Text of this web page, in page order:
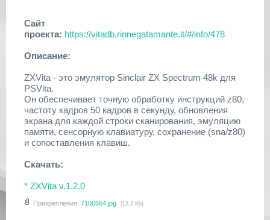
Сайт
проекта: https://vitadb.rinnegatamante.it/#/info/478
Описание:
ZXVita - это эмулятор Sinclair ZX Spectrum 48k для
PSVita.
Он обеспечивает точную обработку инструкций z80,
частоту кадров 50 кадров в секунду, обновления
экрана для каждой строки сканирования, эмуляцию
памяти, сенсорную клавиатуру, сохранение (sna/z80)
и сопоставления клавиш.
Скачать:
* ZXVita v.1.2.0
Прикрепления: 7100664.jpg (13.3 Kb)